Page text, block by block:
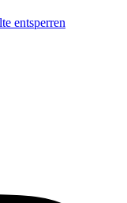
entsperren